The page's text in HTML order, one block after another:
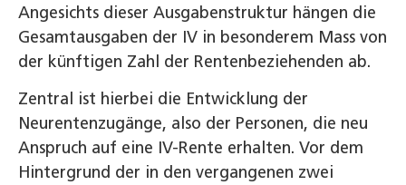
Angesichts dieser Ausgabenstruktur hängen die
Gesamtausgaben der IV in besonderem Mass von
der künftigen Zahl der Rentenbeziehenden ab.
Zentral ist hierbei die Entwicklung der
Neurentenzugänge, also der Personen, die neu
Anspruch auf eine IV-Rente erhalten. Vor dem
Hintergrund der in den vergangenen zwei